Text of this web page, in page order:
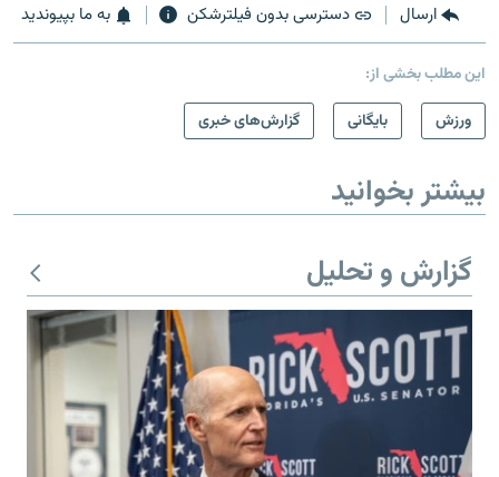
ارسال دسترسی بدون فیلترشکن به ما بپیوندید
این مطلب بخشی از:
ورزش
بایگانی گزارش‌های خبری
بیشتر بخوانید
گزارش و تحلیل